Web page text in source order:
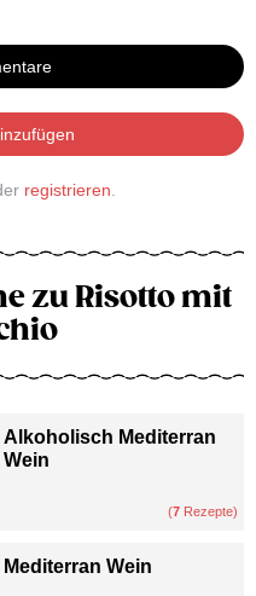
registrieren.
zu Risotto mit
Alkoholisch Mediterran
Wein
(7 Rezepte)
Mediterran Wein